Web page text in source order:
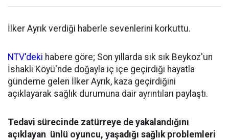
İlker Ayrık verdiği haberle sevenlerini korkuttu.
NTV'deki habere göre; Son yıllarda sık sık Beykoz'un
İshaklı Köyü'nde doğayla iç içe geçirdiği hayatla
gündeme gelen İlker Ayrık, kaza geçirdiğini
açıklayarak sağlık durumuna dair ayrıntıları paylaştı.
Tedavi sürecinde zatürreye de yakalandığını
açıklayan ünlü oyuncu, yaşadığı sağlık problemleri